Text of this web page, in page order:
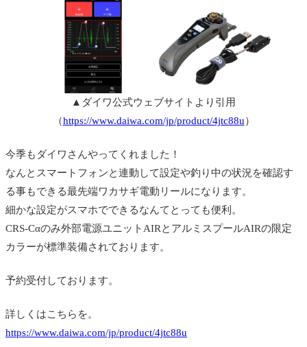
▲ダイワ公式ウェブサイトより引用
（https://www.daiwa.com/jp/product/4jtc88u）
今季もダイワさんやってくれました！
なんとスマートフォンと連動して設定や釣り中の状況を確認す
る事もできる最先端ワカサギ電動リールになります。
細かな設定がスマホでできるなんてとっても便利。
CRS-Cαのみ外部電源ユニットAIRとアルミスプールAIRの限定
カラーが標準装備されております。
予約受付しております。
詳しくはこちらを。
https://www.daiwa.com/jp/product/4jtc88u